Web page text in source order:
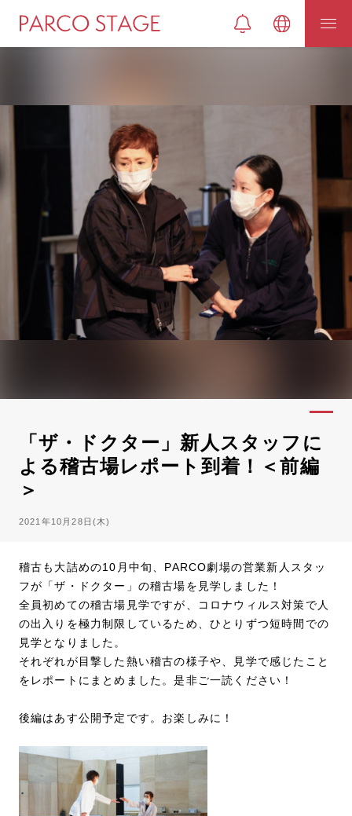
「ザ・ドクター」新人スタッフに
よる稽古場レポート到着！＜前編
＞
2021年10月28日(木)
稽古も大詰めの10月中旬、PARCO劇場の営業新人スタッ
フが「ザ・ドクター」の稽古場を見学しました！
全員初めての稽古場見学ですが、コロナウィルス対策で人
の出入りを極力制限しているため、ひとりずつ短時間での
見学となりました。
それぞれが目撃した熱い稽古の様子や、見学で感じたこと
をレポートにまとめました。是非ご一読ください！
後編はあす公開予定です。お楽しみに！